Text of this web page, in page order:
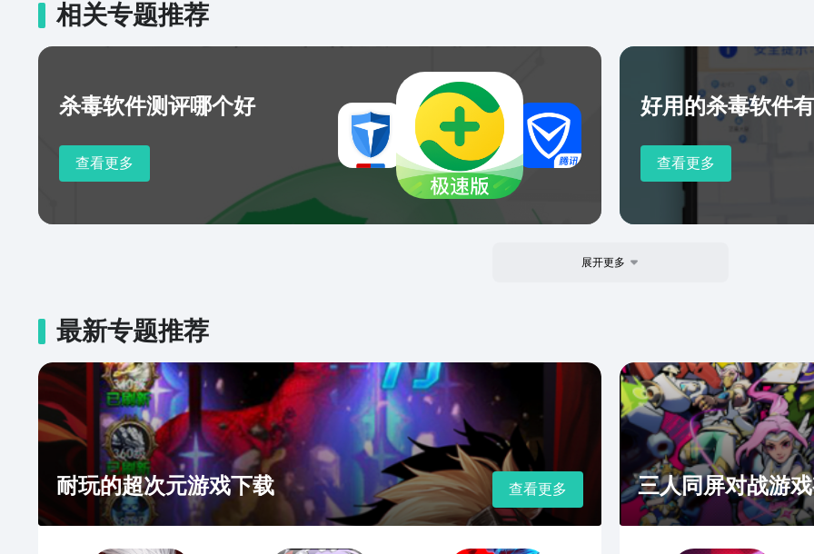
相关专题推荐
杀毒软件测评哪个好
查看更多
好用的杀毒软件
查看更多
展开更多
最新专题推荐
耐玩的超次元游戏下载 查看更多 三人同屏对战游